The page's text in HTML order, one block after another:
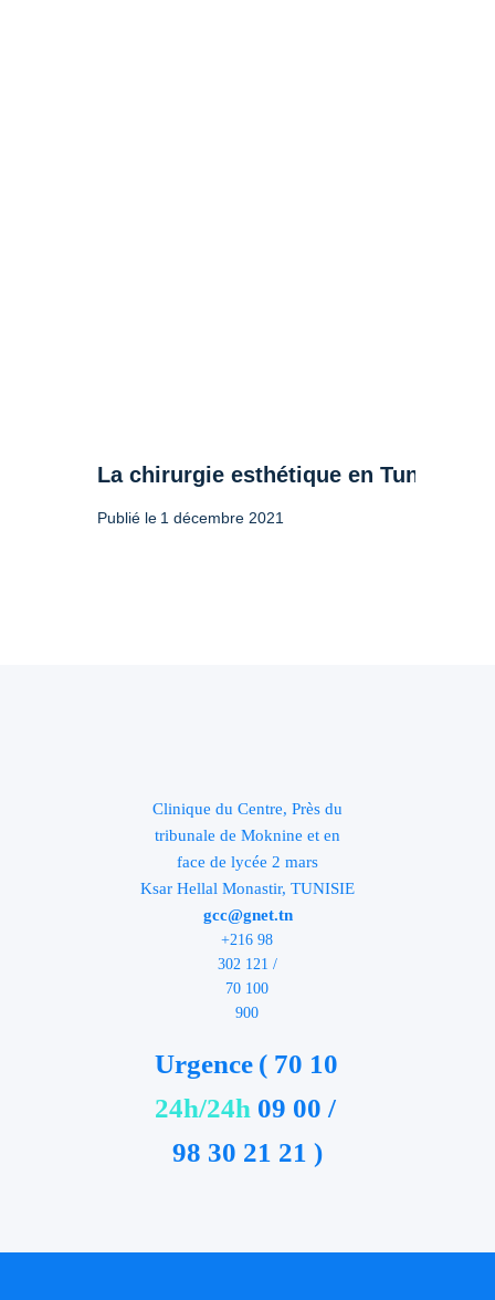
La chirurgie esthétique en Tunisie :
Publié le 1 décembre 2021
Clinique du Centre, Près du
tribunale de Moknine et en
face de lycée 2 mars
Ksar Hellal Monastir, TUNISIE
gcc@gnet.tn
+216 98
302 121 /
70 100
900
Urgence
24h/24h
( 70 10
09 00 /
98 30 21 21 )